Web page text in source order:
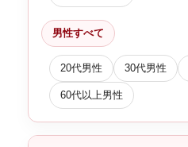
男性すべて
20代男性 30代男性
60代以上男性